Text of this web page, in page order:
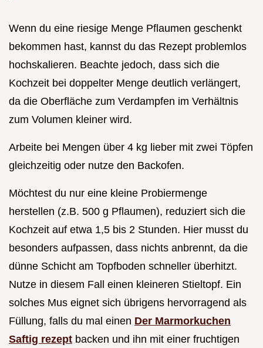
Wenn du eine riesige Menge Pflaumen geschenkt
bekommen hast, kannst du das Rezept problemlos
hochskalieren. Beachte jedoch, dass sich die
Kochzeit bei doppelter Menge deutlich verlängert,
da die Oberfläche zum Verdampfen im Verhältnis
zum Volumen kleiner wird.
Arbeite bei Mengen über 4 kg lieber mit zwei Töpfen
gleichzeitig oder nutze den Backofen.
Möchtest du nur eine kleine Probiermenge
herstellen (z.B. 500 g Pflaumen), reduziert sich die
Kochzeit auf etwa 1,5 bis 2 Stunden. Hier musst du
besonders aufpassen, dass nichts anbrennt, da die
dünne Schicht am Topfboden schneller überhitzt.
Nutze in diesem Fall einen kleineren Stieltopf. Ein
solches Mus eignet sich übrigens hervorragend als
Füllung, falls du mal einen Der Marmorkuchen
Saftig rezept backen und ihn mit einer fruchtigen